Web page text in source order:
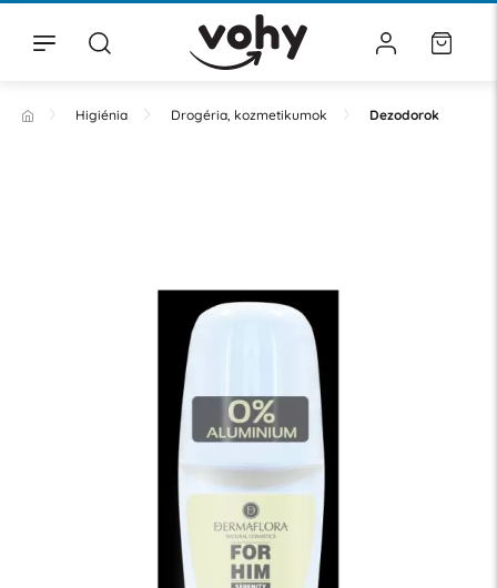
Higiénia Drogéria, kozmetikumok Dezodorok